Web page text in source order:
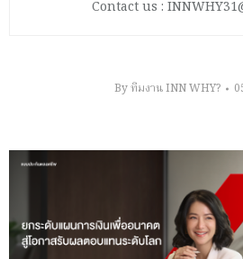
Contact us :
Byทีมงาน INN WHY?